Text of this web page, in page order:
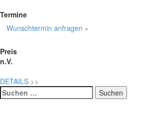
Termine
Wunschtermin anfragen »
Preis
n.V.
DETAILS >>
Suche
nach: